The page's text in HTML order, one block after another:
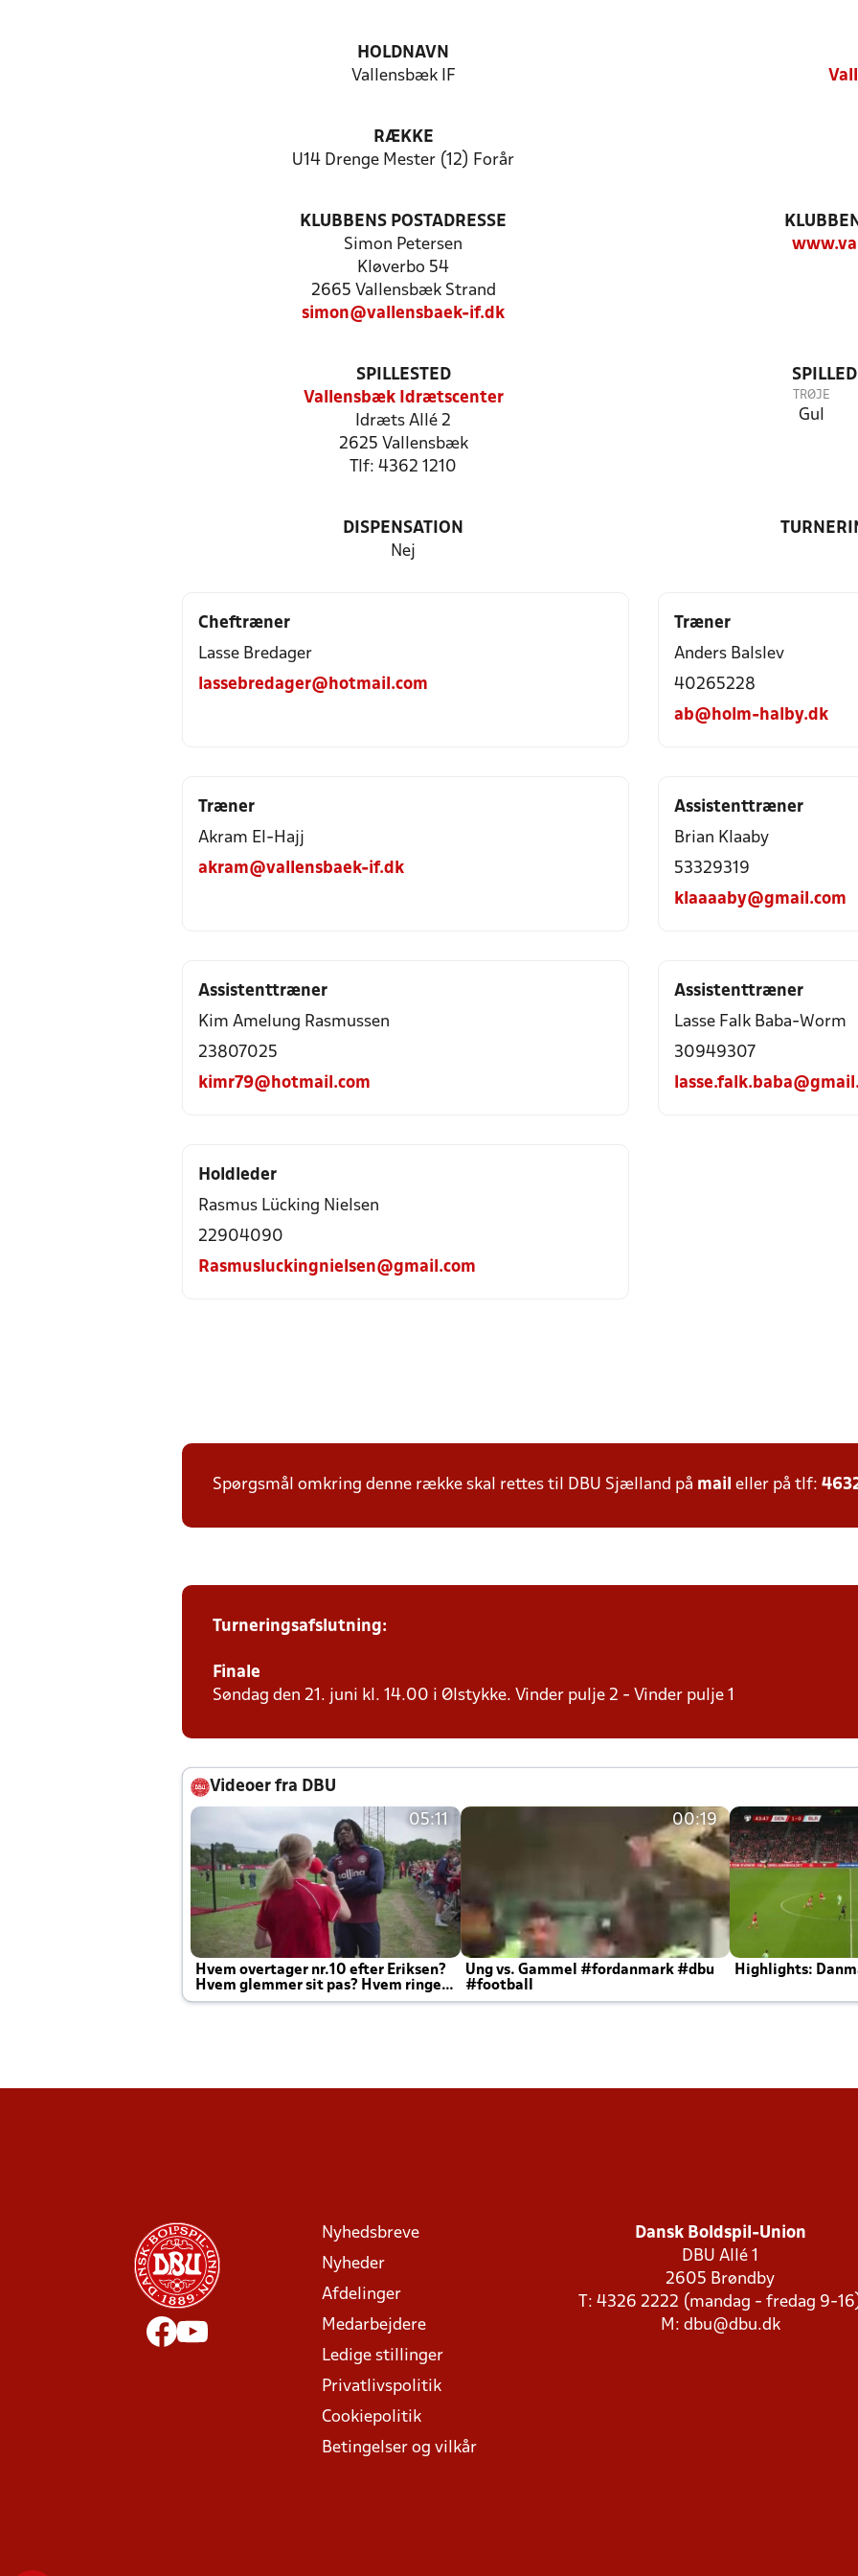
HOLDNAVN
Vallensbæk IF
RÆKKE
U14 Drenge Mester (12) Forår
KLUBBENS POSTADRESSE
Simon Petersen
Kløverbo 54
2665 Vallensbæk Strand
simon@vallensbaek-if.dk
SPILLESTED
Vallensbæk Idrætscenter
Idræts Allé 2
2625 Vallensbæk
Tlf: 4362 1210
TRØJE
Gul
DISPENSATION
Nej
Cheftræner
Lasse Bredager
lassebredager@hotmail.com
Træner
Anders Balslev
40265228
ab@holm-halby.dk
Træner
Akram El-Hajj
akram@vallensbaek-if.dk
Assistenttræner
Brian Klaaby
53329319
klaaaaby@gmail.com
Assistenttræner
Kim Amelung Rasmussen
23807025
kimr79@hotmail.com
Assistenttræner
Lasse Falk Baba-Worm
30949307
Holdleder
Rasmus Lücking Nielsen
22904090
Rasmusluckingnielsen@gmail.com
Spørgsmål omkring denne række skal rettes til DBU Sjælland på mail eller på tlf:
Turneringsafslutning:
Finale
Søndag den 21. juni kl. 14.00 i Ølstykke. Vinder pulje 2 - Vinder pulje 1
Videoer fra DBU
05:11
Hvem overtager nr.10 efter Eriksen?
Hvem glemmer sit pas? Hvem ringer
Joachim altid til efter kampe?
00:19
Ung vs. Gammel #fordanmark #dbu
#football
Highlights:
Nyhedsbreve
Nyheder
Afdelinger
Medarbejdere
Ledige stillinger
Privatlivspolitik
Cookiepolitik
Betingelser og vilkår
Dansk Boldspil-Union
DBU Allé 1
2605 Brøndby
T: 4326 2222 (mandag - fredag 9-
M: dbu@dbu.dk